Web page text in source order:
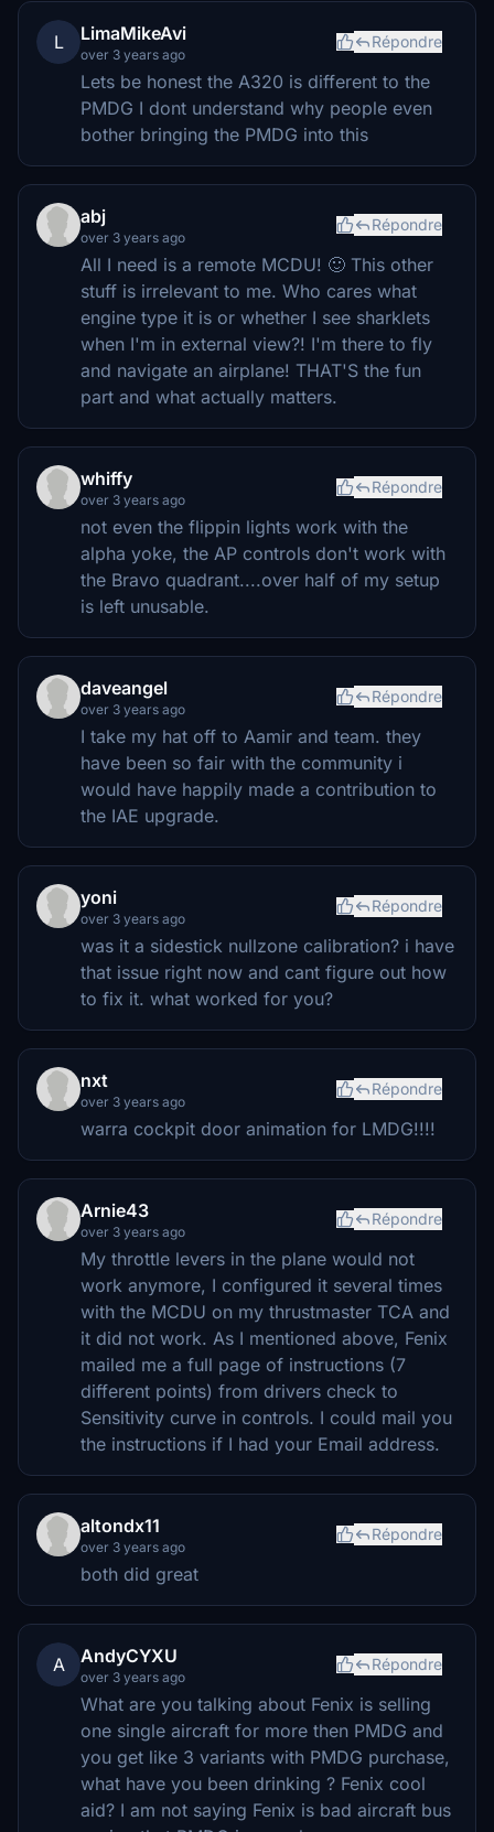
L LimaMikeAvi
over 3 years ago
Répondre
Lets be honest the A320 is different to the
PMDG I dont understand why people even
bother bringing the PMDG into this
abj
over 3 years ago
Répondre
All I need is a remote MCDU! 🙂 This other
stuff is irrelevant to me. Who cares what
engine type it is or whether I see sharklets
when I'm in external view?! I'm there to fly
and navigate an airplane! THAT'S the fun
part and what actually matters.
whiffy
over 3 years ago
Répondre
not even the flippin lights work with the
alpha yoke, the AP controls don't work with
the Bravo quadrant....over half of my setup
is left unusable.
daveangel
over 3 years ago
Répondre
I take my hat off to Aamir and team. they
have been so fair with the community i
would have happily made a contribution to
the IAE upgrade.
yoni
over 3 years ago
Répondre
was it a sidestick nullzone calibration? i have
that issue right now and cant figure out how
to fix it. what worked for you?
nxt
over 3 years ago
Répondre
warra cockpit door animation for LMDG!!!!
Arnie43
over 3 years ago
Répondre
My throttle levers in the plane would not
work anymore, I configured it several times
with the MCDU on my thrustmaster TCA and
it did not work. As I mentioned above, Fenix
mailed me a full page of instructions (7
different points) from drivers check to
Sensitivity curve in controls. I could mail you
the instructions if I had your Email address.
altondx11
over 3 years ago
Répondre
both did great
A AndyCYXU
over 3 years ago
Répondre
What are you talking about Fenix is selling
one single aircraft for more then PMDG and
you get like 3 variants with PMDG purchase,
what have you been drinking ? Fenix cool
aid? I am not saying Fenix is bad aircraft bus